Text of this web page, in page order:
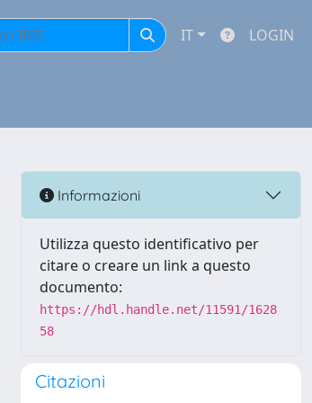
IT LOGIN
Informazioni
Utilizza questo identificativo per
citare o creare un link a questo
documento:
https://hdl.handle.net/11591/1628
58
Citazioni